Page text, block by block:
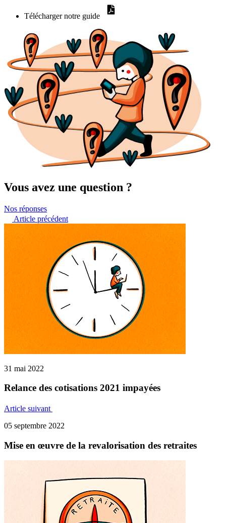
Télécharger notre guide
Vous avez une question ?
Nos réponses
Article précédent
31 mai 2022
Relance des cotisations 2021 impayées
Article suivant
05 septembre 2022
Mise en œuvre de la revalorisation des retraites